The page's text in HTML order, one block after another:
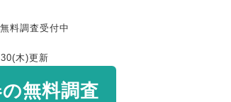
料調査受付中
木)更新
無料調査